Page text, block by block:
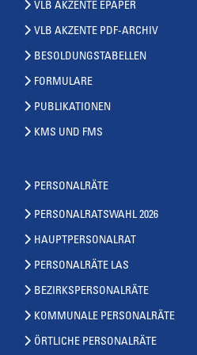
VLB AKZENTE EPAPER
VLB AKZENTE PDF-ARCHIV
BESOLDUNGSTABELLEN
FORMULARE
PUBLIKATIONEN
KMS UND FMS
PERSONALRÄTE
PERSONALRATSWAHL 2026
HAUPTPERSONALRAT
PERSONALRÄTE LAS
BEZIRKSPERSONALRÄTE
KOMMUNALE PERSONALRÄTE
ÖRTLICHE PERSONALRÄTE